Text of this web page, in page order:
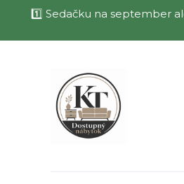
1️⃣ Sedačku na september